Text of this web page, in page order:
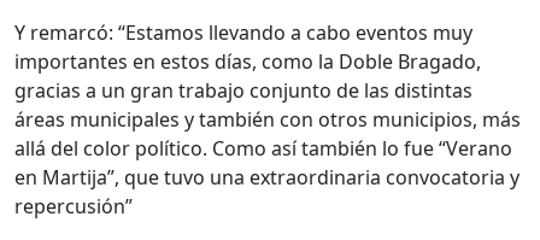
Y remarcó: “Estamos llevando a cabo eventos muy
importantes en estos días, como la Doble Bragado,
gracias a un gran trabajo conjunto de las distintas
áreas municipales y también con otros municipios, más
allá del color político. Como así también lo fue “Verano
en Martija”, que tuvo una extraordinaria convocatoria y
repercusión”